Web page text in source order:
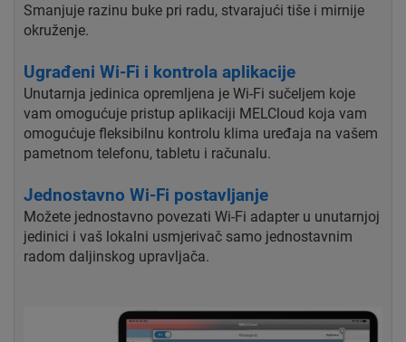
Smanjuje razinu buke pri radu, stvarajući tiše i mirnije
okruženje.
Ugrađeni Wi-Fi i kontrola aplikacije
Unutarnja jedinica opremljena je Wi-Fi sučeljem koje
vam omogućuje pristup aplikaciji MELCloud koja vam
omogućuje fleksibilnu kontrolu klima uređaja na vašem
pametnom telefonu, tabletu i računalu.
Jednostavno Wi-Fi postavljanje
Možete jednostavno povezati Wi-Fi adapter u unutarnjoj
jedinici i vaš lokalni usmjerivač samo jednostavnim
radom daljinskog upravljača.